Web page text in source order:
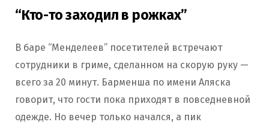
“Кто-то заходил в рожках”
В баре “Менделеев” посетителей встречают
сотрудники в гриме, сделанном на скорую руку —
всего за 20 минут. Барменша по имени Аляска
говорит, что гости пока приходят в повседневной
одежде. Но вечер только начался, а пик